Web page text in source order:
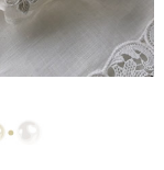
せベビード
ードレス